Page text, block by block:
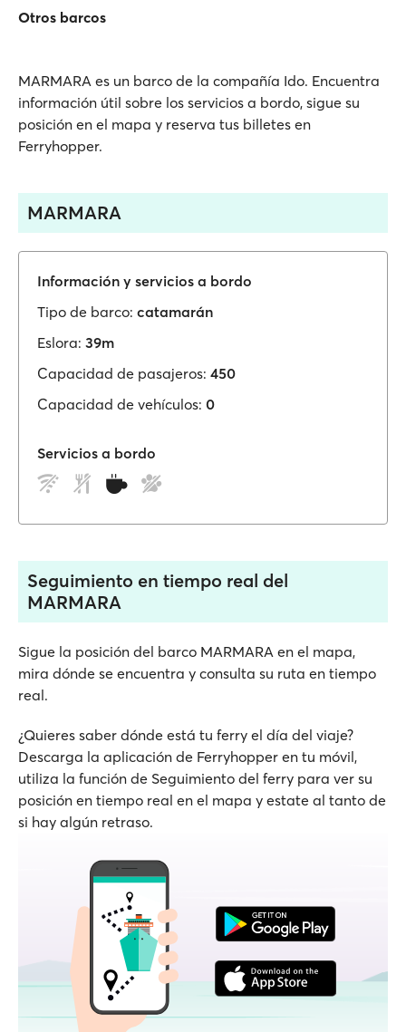
Otros barcos
MARMARA es un barco de la compañía Ido. Encuentra
información útil sobre los servicios a bordo, sigue su
posición en el mapa y reserva tus billetes en
Ferryhopper.
MARMARA
Información y servicios a bordo
Tipo de barco: catamarán
Eslora: 39m
Capacidad de pasajeros: 450
Capacidad de vehículos: 0
Servicios a bordo
Seguimiento en tiempo real del
MARMARA
Sigue la posición del barco MARMARA en el mapa,
mira dónde se encuentra y consulta su ruta en tiempo
real.
¿Quieres saber dónde está tu ferry el día del viaje?
Descarga la aplicación de Ferryhopper en tu móvil,
utiliza la función de Seguimiento del ferry para ver su
posición en tiempo real en el mapa y estate al tanto de
si hay algún retraso.